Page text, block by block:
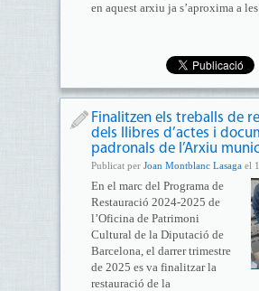
en aquest arxiu ja s’aproxima a
Finalitzen els treballs de
dels llibres d’actes i
padronals de l’Arxiu
Publicat per Joan Montblanc Lasagael
En el marc del Programa de
Restauració 2024-2025 de
l’Oficina de Patrimoni
Cultural de la Diputació de
Barcelona, el darrer trimestre
de 2025 es va finalitzar la
restauració de la